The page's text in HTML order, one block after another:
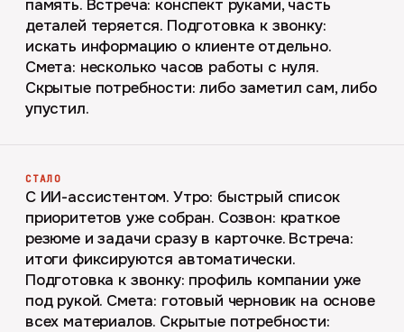
память. Встреча: конспект руками, часть
деталей теряется. Подготовка к звонку:
искать информацию о клиенте отдельно.
Смета: несколько часов работы с нуля.
Скрытые потребности: либо заметил сам, либо
упустил.
СТАЛО
С ИИ-ассистентом. Утро: быстрый список
приоритетов уже собран. Созвон: краткое
резюме и задачи сразу в карточке. Встреча:
итоги фиксируются автоматически.
Подготовка к звонку: профиль компании уже
под рукой. Смета: готовый черновик на основе
всех материалов. Скрытые потребности: